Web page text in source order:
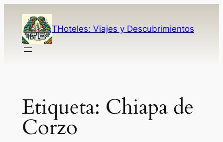
contenido
THoteles: Viajes y Descubrimientos
Etiqueta: Chiapa de
Corzo